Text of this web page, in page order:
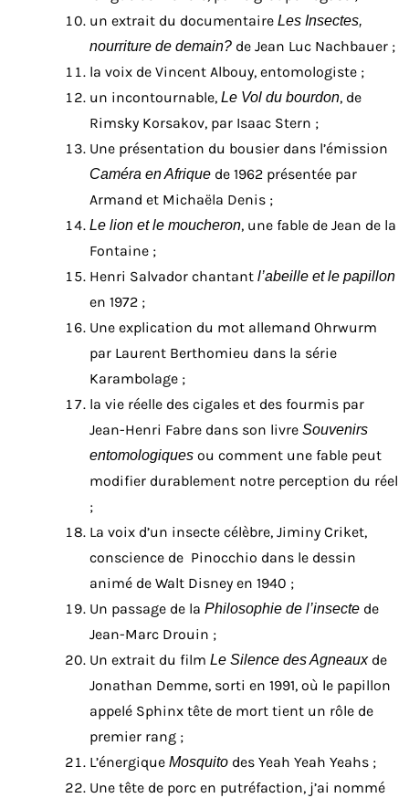
un extrait du documentaire Les Insectes,
nourriture de demain? de Jean Luc Nachbauer ;
la voix de Vincent Albouy, entomologiste ;
un incontournable, Le Vol du bourdon, de
Rimsky Korsakov, par Isaac Stern ;
Une présentation du bousier dans l’émission
Caméra en Afrique de 1962 présentée par
Armand et Michaëla Denis ;
Le lion et le moucheron, une fable de Jean de la
Fontaine ;
Henri Salvador chantant l’abeille et le papillon
en 1972 ;
Une explication du mot allemand Ohrwurm
par Laurent Berthomieu dans la série
Karambolage ;
la vie réelle des cigales et des fourmis par
Jean-Henri Fabre dans son livre Souvenirs
entomologiques ou comment une fable peut
modifier durablement notre perception du réel
;
La voix d’un insecte célèbre, Jiminy Criket,
conscience de Pinocchio dans le dessin
animé de Walt Disney en 1940 ;
Un passage de la Philosophie de l’insecte de
Jean-Marc Drouin ;
Un extrait du film Le Silence des Agneauxde
Jonathan Demme, sorti en 1991, où le papillon
appelé Sphinx tête de mort tient un rôle de
premier rang ;
L’énergique Mosquito des Yeah Yeah Yeahs ;
Une tête de porc en putréfaction, j’ai nommé